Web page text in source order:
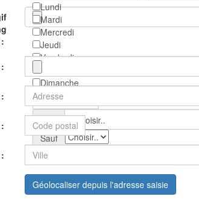
Lundi
Mardi
Mercredi
Jeudi
Vendredi
Samedi
Dimanche
Jour
Sauf
Géolocaliser depuis l'adresse saisie